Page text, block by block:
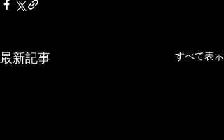
最新記事 すべて表示